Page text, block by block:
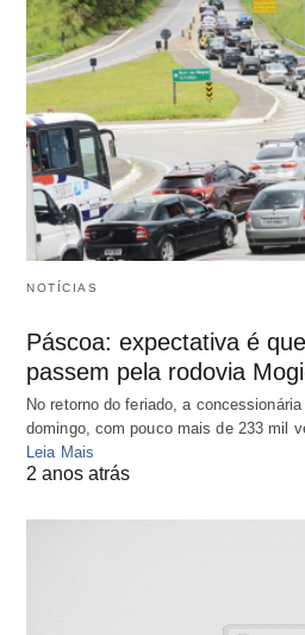
NOTÍCIAS
Páscoa: expectativa é
passem pela rodovia
No retorno do feriado, a
domingo, com pouco mais de 233 mil
Leia Mais
2 anos atrás